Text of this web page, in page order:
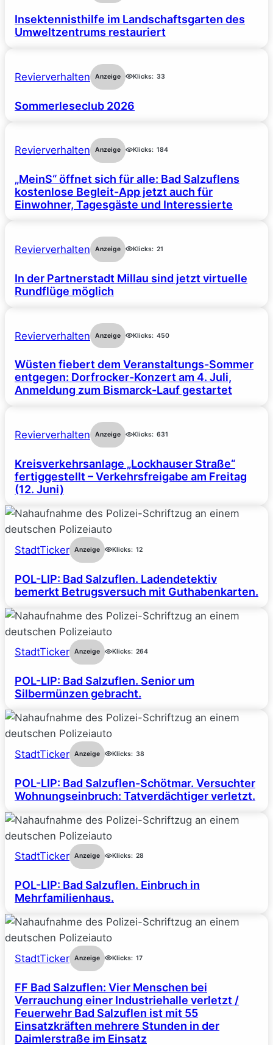
Insektennisthilfe im Landschaftsgarten des
Umweltzentrums restauriert
Revierverhalten Anzeige Klicks: 33
Sommerleseclub 2026
Revierverhalten Anzeige Klicks: 184
„MeinS“ öffnet sich für alle: Bad Salzuflens
kostenlose Begleit-App jetzt auch für
Einwohner, Tagesgäste und Interessierte
Revierverhalten Anzeige Klicks: 21
In der Partnerstadt Millau sind jetzt virtuelle
Rundflüge möglich
Revierverhalten Anzeige Klicks: 450
Wüsten fiebert dem Veranstaltungs-Sommer
entgegen: Dorfrocker-Konzert am 4. Juli,
Anmeldung zum Bismarck-Lauf gestartet
Revierverhalten Anzeige Klicks: 631
Kreisverkehrsanlage „Lockhauser Straße“
fertiggestellt – Verkehrsfreigabe am Freitag
(12. Juni)
StadtTicker Anzeige Klicks: 12
POL-LIP: Bad Salzuflen. Ladendetektiv
bemerkt Betrugsversuch mit Guthabenkarten.
StadtTicker Anzeige Klicks: 264
POL-LIP: Bad Salzuflen. Senior um
Silbermünzen gebracht.
StadtTicker Anzeige Klicks: 38
POL-LIP: Bad Salzuflen-Schötmar. Versuchter
Wohnungseinbruch: Tatverdächtiger verletzt.
StadtTicker Anzeige Klicks: 28
POL-LIP: Bad Salzuflen. Einbruch in
Mehrfamilienhaus.
StadtTicker Anzeige Klicks: 17
FF Bad Salzuflen: Vier Menschen bei
Verrauchung einer Industriehalle verletzt /
Feuerwehr Bad Salzuflen ist mit 55
Einsatzkräften mehrere Stunden in der
Daimlerstraße im Einsatz